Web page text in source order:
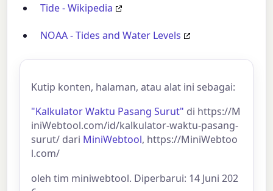
Tide - Wikipedia
NOAA - Tides and Water Levels
Kutip konten, halaman, atau alat ini sebagai:
"Kalkulator Waktu Pasang Surut" di https://M
iniWebtool.com/id/kalkulator-waktu-pasang-
surut/ dari MiniWebtool, https://MiniWebtoo
l.com/
oleh tim miniwebtool. Diperbarui: 14 Juni 202